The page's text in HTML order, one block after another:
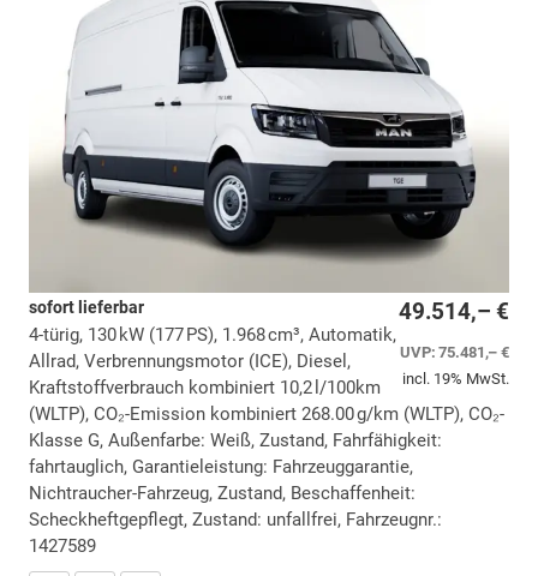
49.514,– €
UVP:75.481,– €
incl. 19% MwSt.
sofort lieferbar
4-türig, 130 kW (177 PS), 1.968 cm³, Automatik,
Allrad, Verbrennungsmotor (ICE), Diesel,
Kraftstoffverbrauch kombiniert 10,2 l/100km
(WLTP), CO₂-Emission kombiniert 268.00 g/km (WLTP), CO₂-
Klasse G, Außenfarbe: Weiß, Zustand, Fahrfähigkeit:
fahrtauglich, Garantieleistung: Fahrzeuggarantie,
Nichtraucher-Fahrzeug, Zustand, Beschaffenheit:
Scheckheftgepflegt, Zustand: unfallfrei, Fahrzeugnr.:
1427589